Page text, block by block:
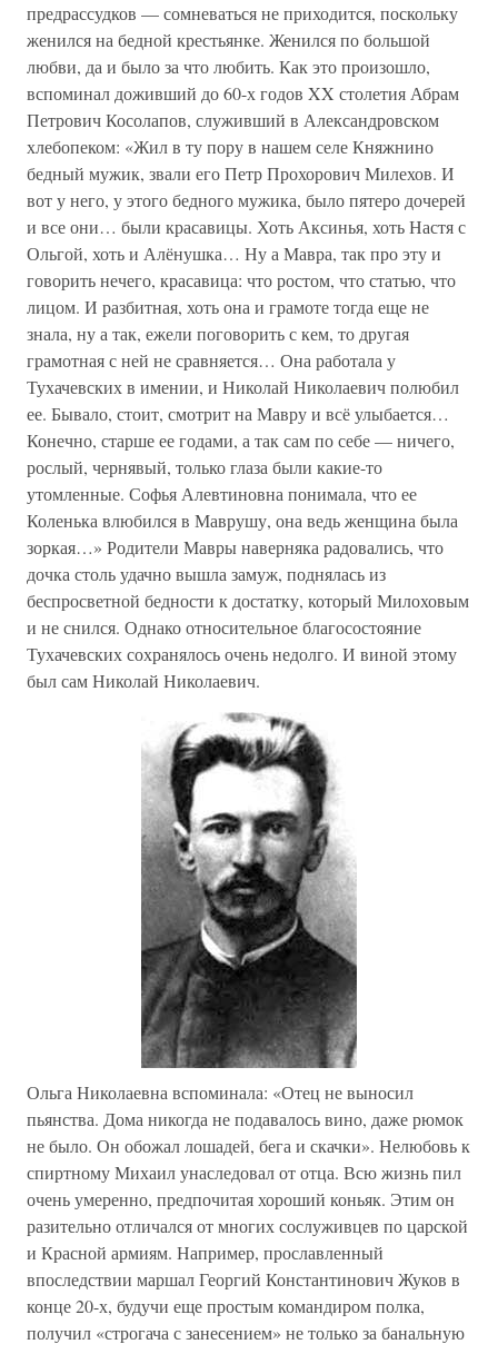
предрассудков — сомневаться не приходится, поскольку
женился на бедной крестьянке. Женился по большой
любви, да и было за что любить. Как это произошло,
вспоминал доживший до 60-х годов XX столетия Абрам
Петрович Косолапов, служивший в Александровском
хлебопеком: «Жил в ту пору в нашем селе Княжнино
бедный мужик, звали его Петр Прохорович Милехов. И
вот у него, у этого бедного мужика, было пятеро дочерей
и все они… были красавицы. Хоть Аксинья, хоть Настя с
Ольгой, хоть и Алёнушка… Ну а Мавра, так про эту и
говорить нечего, красавица: что ростом, что статью, что
лицом. И разбитная, хоть она и грамоте тогда еще не
знала, ну а так, ежели поговорить с кем, то другая
грамотная с ней не сравняется… Она работала у
Тухачевских в имении, и Николай Николаевич полюбил
ее. Бывало, стоит, смотрит на Мавру и всё улыбается…
Конечно, старше ее годами, а так сам по себе — ничего,
рослый, чернявый, только глаза были какие-то
утомленные. Софья Алевтиновна понимала, что ее
Коленька влюбился в Маврушу, она ведь женщина была
зоркая…» Родители Мавры наверняка радовались, что
дочка столь удачно вышла замуж, поднялась из
беспросветной бедности к достатку, который Милоховым
и не снился. Однако относительное благосостояние
Тухачевских сохранялось очень недолго. И виной этому
был сам Николай Николаевич.
Ольга Николаевна вспоминала: «Отец не выносил
пьянства. Дома никогда не подавалось вино, даже рюмок
не было. Он обожал лошадей, бега и скачки». Нелюбовь к
спиртному Михаил унаследовал от отца. Всю жизнь пил
очень умеренно, предпочитая хороший коньяк. Этим он
разительно отличался от многих сослуживцев по царской
и Красной армиям. Например, прославленный
впоследствии маршал Георгий Константинович Жуков в
конце 20-х, будучи еще простым командиром полка,
получил «строгача с занесением» не только за банальную